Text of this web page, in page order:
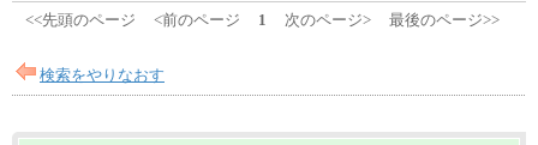
<<先頭のページ <前のページ 1 次のページ> 最後のページ>>
検索をやりなおす